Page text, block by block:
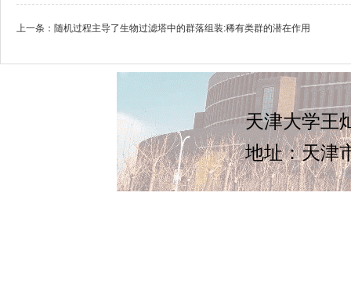
上一条： 随机过程主导了生物过滤塔中的群落组装:稀有类群的潜在作用
天津大学王
地址：天津